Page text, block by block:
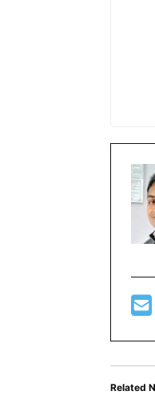
Related